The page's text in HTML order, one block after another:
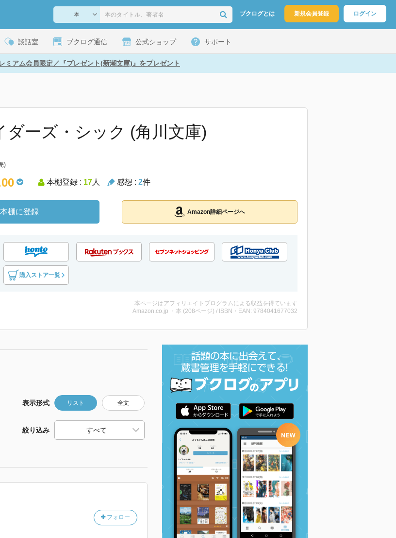
ブクログとは 新規会員登録 ログイン
談話室 ブクログ通信 公式ショップ サポート
ミアム会員限定／『プレゼント(新潮文庫)』をプレゼント
ダーズ・シック (角川文庫)
)
本棚登録 : 17人 感想 : 2件
本棚に登録 Amazon詳細ページへ
購入ストア一覧
本ページはアフィリエイトプログラムによる収益を得ています
Amazon.co.jp ・本 (208ページ) / ISBN・EAN: 9784041677032
表示形式 リスト 全文
絞り込み
フォロー